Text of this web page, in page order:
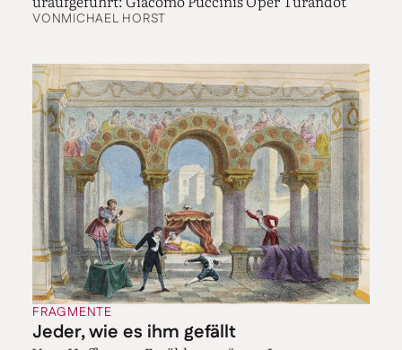
verschleppten und ermordeten Dichter Federico
erkennen: Mit einem Stück, das Kolumbus
ungebrochen und kritiklos als katholischen
Sendboten für Amerika und die katholischen Könige
Ferdinand und Isabella behandelt, befand er sich auf
einer ideologischen Linie mit den brutalen
Franquisten. Eine Oper wie „Christophe Colomb“ von
Darius Milhaud, in der die altamerikanischen Götter
das Meer in Aufruhr gegen die Eroberer bringen, war
da schon weiter. Falla kannte das Werk, das 1930 in
Berlin zur Uraufführung gekommen war.
Büste Manuel de Fallas in Granada. Foto: Mrs DarkDonad
via Wiki Commons
VONMICHAEL HORST
FRAGMENTE
Jeder, wie es ihm gefällt